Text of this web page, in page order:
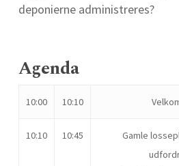
deponierne administreres?
Agenda
10:00 10:10
10:10 10:45
Gamle